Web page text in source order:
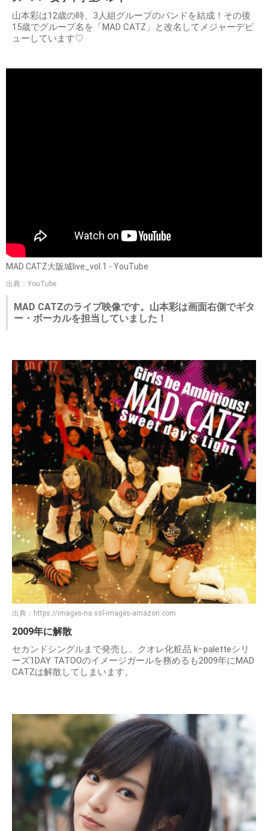
山本彩は12歳の時、3人組グループのバンドを結成！その後
15歳でグループ名を「MAD CATZ」と改名してメジャーデビ
ューしています♡
MAD CATZ大阪城live_vol.1 - YouTube
出典：YouTube
MAD CATZのライブ映像です。山本彩は画面右側でギタ
ー・ボーカルを担当していました！
出典： https://images-na.ssl-images-amazon.com
2009年に解散
セカンドシングルまで発売し、クオレ化粧品 k−paletteシリ
ーズ1DAY TATOOのイメージガールを務めるも2009年にMAD
CATZは解散してしまいます。